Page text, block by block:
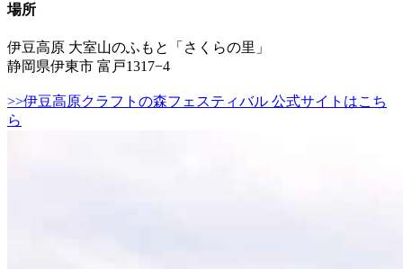
場所
伊豆高原 大室山のふもと「さくらの里」
静岡県伊東市 富戸1317−4
>>伊豆高原クラフトの森フェスティバル 公式サイトはこち
ら